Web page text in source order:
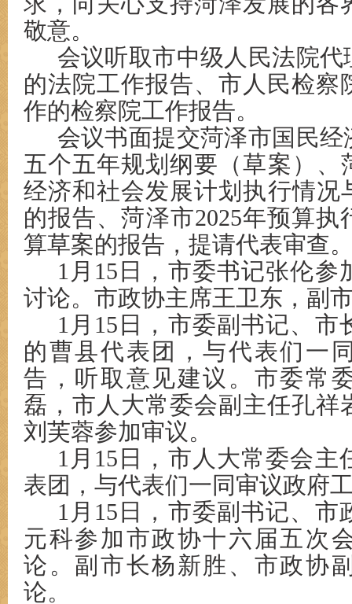
敬意。
会议听取市中级人民法院
的法院工作报告、市人民检察
作的检察院工作报告。
会议书面提交菏泽市国民
五个五年规划纲要（草案）、
经济和社会发展计划执行情况
的报告、菏泽市2025年预算执
算草案的报告，提请代表审查
1月15日，市委书记张伦参
讨论。市政协主席王卫东，副
1月15日，市委副书记、市
的曹县代表团，与代表们一
告，听取意见建议。市委常
磊，市人大常委会副主任孔祥
刘芙蓉参加审议。
1月15日，市人大常委会主
表团，与代表们一同审议政府
1月15日，市委副书记、市
元科参加市政协十六届五次
论。副市长杨新胜、市政协
论。